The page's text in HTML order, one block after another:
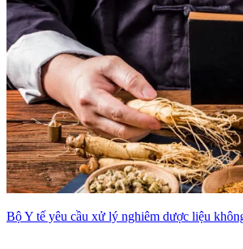
Bộ Y tế yêu cầu xử lý nghiêm dược liệu